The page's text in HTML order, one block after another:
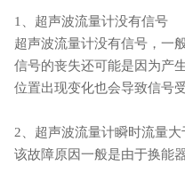
1、超声波流量计没有信号
超声波流量计没有信号，一
信号的丧失还可能是因为产生了
位置出现变化也会导致信号受
2、超声波流量计瞬时流量
该故障原因一般是由于换能器